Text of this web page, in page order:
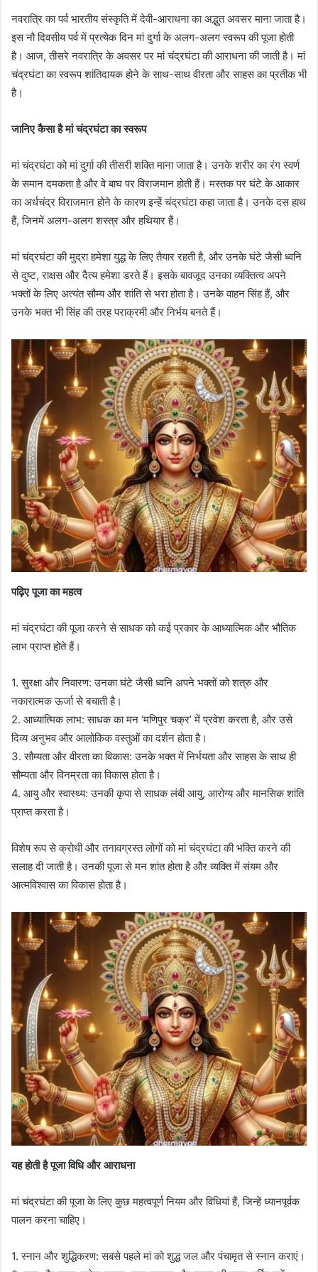
नवरात्रि का पर्व भारतीय संस्कृति में देवी-आराधना का अद्भुत अवसर माना जाता है।
इस नौ दिवसीय पर्व में प्रत्येक दिन मां दुर्गा के अलग-अलग स्वरूप की पूजा होती
है। आज, तीसरे नवरात्रि के अवसर पर मां चंद्रघंटा की आराधना की जाती है। मां
चंद्रघंटा का स्वरूप शांतिदायक होने के साथ-साथ वीरता और साहस का प्रतीक भी
है।
जानिए कैसा है मां चंद्रघंटा का स्वरूप
मां चंद्रघंटा को मां दुर्गा की तीसरी शक्ति माना जाता है। उनके शरीर का रंग स्वर्ण
के समान दमकता है और वे बाघ पर विराजमान होती हैं। मस्तक पर घंटे के आकार
का अर्धचंद्र विराजमान होने के कारण इन्हें चंद्रघंटा कहा जाता है। उनके दस हाथ
हैं, जिनमें अलग-अलग शस्त्र और हथियार हैं।
मां चंद्रघंटा की मुद्रा हमेशा युद्ध के लिए तैयार रहती है, और उनके घंटे जैसी ध्वनि
से दुष्ट, राक्षस और दैत्य हमेशा डरते हैं। इसके बावजूद उनका व्यक्तित्व अपने
भक्तों के लिए अत्यंत सौम्य और शांति से भरा होता है। उनके वाहन सिंह हैं, और
उनके भक्त भी सिंह की तरह पराक्रमी और निर्भय बनते हैं।
पढ़िए पूजा का महत्व
मां चंद्रघंटा की पूजा करने से साधक को कई प्रकार के आध्यात्मिक और भौतिक
लाभ प्राप्त होते हैं।
1. सुरक्षा और निवारण: उनका घंटे जैसी ध्वनि अपने भक्तों को शत्रु और
नकारात्मक ऊर्जा से बचाती है।
2. आध्यात्मिक लाभ: साधक का मन ‘मणिपुर चक्र’ में प्रवेश करता है, और उसे
दिव्य अनुभव और आलोकिक वस्तुओं का दर्शन होता है।
3. सौम्यता और वीरता का विकास: उनके भक्त में निर्भयता और साहस के साथ ही
सौम्यता और विनम्रता का विकास होता है।
4. आयु और स्वास्थ्य: उनकी कृपा से साधक लंबी आयु, आरोग्य और मानसिक शांति
प्राप्त करता है।
विशेष रूप से क्रोधी और तनावग्रस्त लोगों को मां चंद्रघंटा की भक्ति करने की
सलाह दी जाती है। उनकी पूजा से मन शांत होता है और व्यक्ति में संयम और
आत्मविश्वास का विकास होता है।
यह होती है पूजा विधि और आराधना
मां चंद्रघंटा की पूजा के लिए कुछ महत्वपूर्ण नियम और विधियां हैं, जिन्हें ध्यानपूर्वक
पालन करना चाहिए।
1. स्नान और शुद्धिकरण: सबसे पहले मां को शुद्ध जल और पंचामृत से स्नान कराएं।